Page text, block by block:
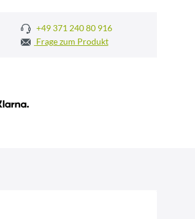
+49 371 240 80 916
Frage zum Produkt